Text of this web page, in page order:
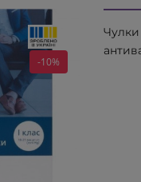
-10%
Чулки